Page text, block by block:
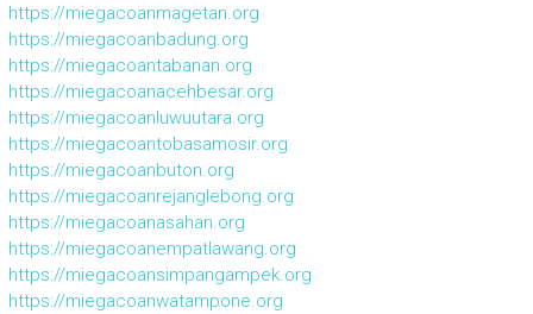
https://miegacoanmagetan.org
https://miegacoanbadung.org
https://miegacoantabanan.org
https://miegacoanacehbesar.org
https://miegacoanluwuutara.org
https://miegacoantobasamosir.org
https://miegacoanbuton.org
https://miegacoanrejanglebong.org
https://miegacoanasahan.org
https://miegacoanempatlawang.org
https://miegacoansimpangampek.org
https://miegacoanwatampone.org